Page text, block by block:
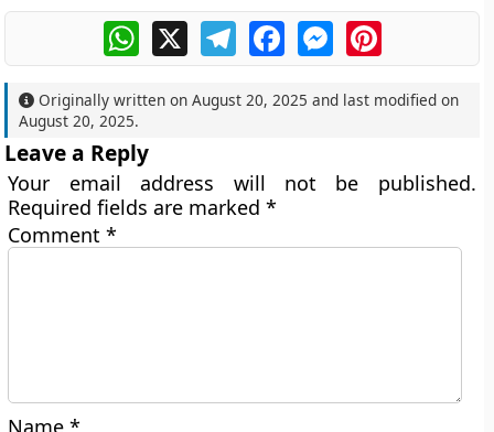
WhatsApp
X TelegramFacebookMessengerPinterest
Originally written onAugust 20, 2025 and last modified on
August 20, 2025.
Leave a Reply
Your email address will not be published.
Required fields are marked*
Comment*
Name*